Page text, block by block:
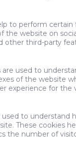
to perform certain
the website on
other third-party
used to
of the website
experience for the
used to understand
These cookies
the number of